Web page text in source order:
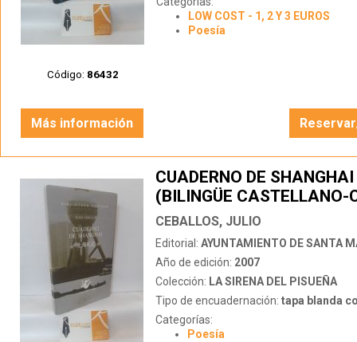
Código: 86432
LOW COST - 1, 2 Y 3 EUROS
Poesía
Más información
CUADERNO DE SHANGHAI
(BILINGÜE CASTELLANO-
CEBALLOS, JULIO
Editorial: AYUNTAMIENTO DE SANTA
Año de edición: 2007
Colección: LA SIRENA DEL PISUEÑA
Tipo de encuadernación: tapa blanda
Categorías:
Poesía